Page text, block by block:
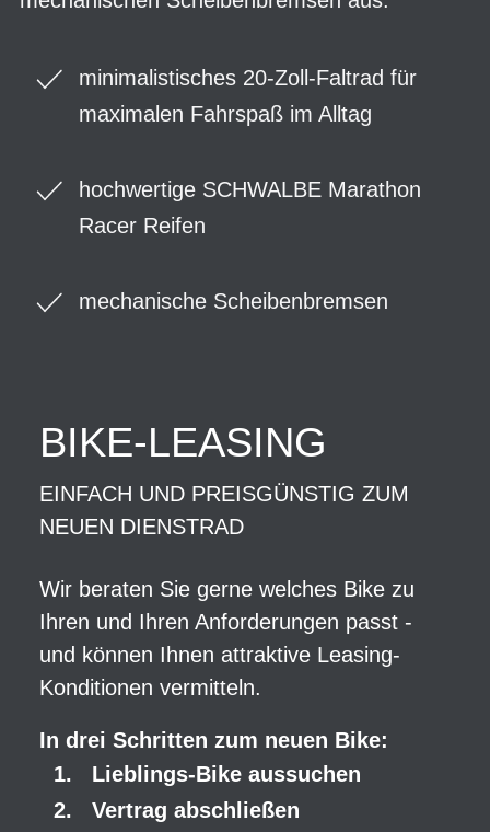
minimalistisches 20-Zoll-Faltrad für
maximalen Fahrspaß im Alltag
hochwertige SCHWALBE Marathon
Racer Reifen
mechanische Scheibenbremsen
BIKE-LEASING
EINFACH UND PREISGÜNSTIG ZUM
NEUEN DIENSTRAD
Wir beraten Sie gerne welches Bike zu
Ihren und Ihren Anforderungen passt -
und können Ihnen attraktive Leasing-
Konditionen vermitteln.
In drei Schritten zum neuen Bike:
Lieblings-Bike aussuchen
Vertrag abschließen